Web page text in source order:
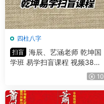
四柱八字
扫盲 海辰、艺涵老师 乾坤国
学班 易学扫盲课程 视频38集
10